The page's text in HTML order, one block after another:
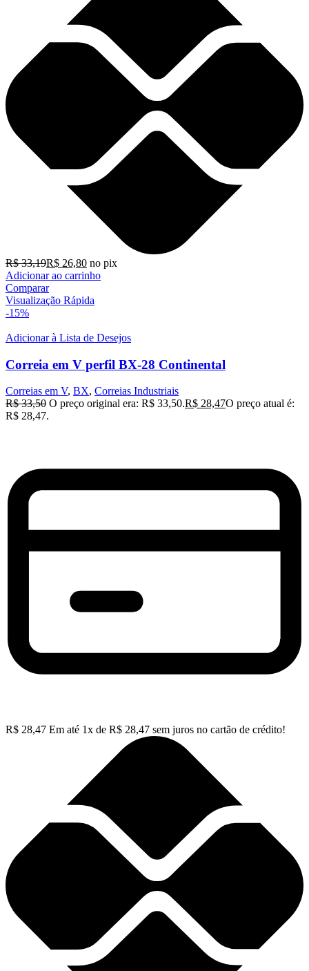
R$33,19R$ 26,80 no pix
Adicionar ao carrinho
Comparar
Visualização Rápida
-15%
Adicionar à Lista de Desejos
Correia em V perfil BX-28 Continental
Correias em V, BX, Correias Industriais
R$33,50 O preço original era: R$ 33,50.R$ 28,47O preço atual é:
R$ 28,47.
R$ 28,47 Em até 1x de R$ 28,47 sem juros no cartão de crédito!